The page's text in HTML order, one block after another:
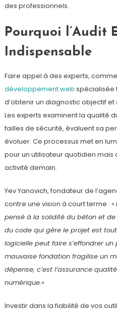
des professionnels.
Pourquoi l’Audit
Indispensable
Faire appel à des experts,
développement web spécialisée
d’obtenir un diagnostic objectif
Les experts examinent la qualité
failles de sécurité, évaluent sa
évoluer. Ce processus met en
pour un utilisateur quotidien
activité demain.
Yev Yanovich, fondateur de
contre une vision à court terme : «
pensé à la solidité du béton et de
du code qui gère le projet est
logicielle peut faire s’effondrer
mauvaise fondation fragilise un
dépense, c’est l’assurance
numérique.«
Investir dans la fiabilité de vos